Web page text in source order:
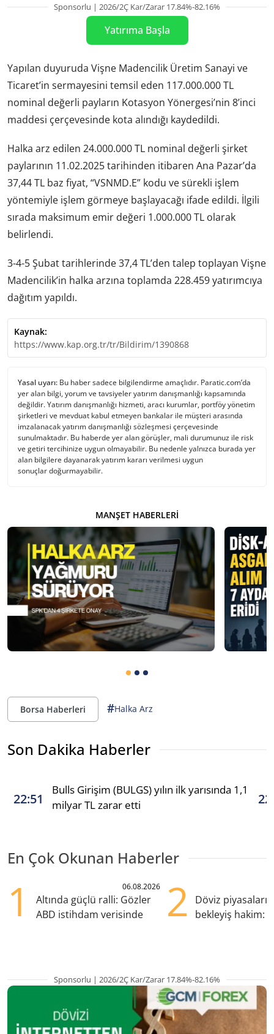
Sponsorlu | 2026/2Ç Kar/Zarar 17.84%-82.16%
Yatırıma Başla
Yapılan duyuruda Vişne Madencilik Üretim Sanayi ve
Ticaret’in sermayesini temsil eden 117.000.000 TL
nominal değerli payların Kotasyon Yönergesi’nin 8’inci
maddesi çerçevesinde kota alındığı kaydedildi.
Halka arz edilen 24.000.000 TL nominal değerli şirket
paylarının 11.02.2025 tarihinden itibaren Ana Pazar’da
37,44 TL baz fiyat, “VSNMD.E” kodu ve sürekli işlem
yöntemiyle işlem görmeye başlayacağı ifade edildi. İlgili
sırada maksimum emir değeri 1.000.000 TL olarak
belirlendi.
3-4-5 Şubat tarihlerinde 37,4 TL’den talep toplayan Vişne
Madencilik’in halka arzına toplamda 228.459 yatırımcıya
dağıtım yapıldı.
Kaynak:
https://www.kap.org.tr/tr/Bildirim/1390868
Yasal uyarı: Bu haber sadece bilgilendirme amaçlıdır. Paratic.com’da
yer alan bilgi, yorum ve tavsiyeler yatırım danışmanlığı kapsamında
değildir. Yatırım danışmanlığı hizmeti, aracı kurumlar, portföy yönetim
şirketleri ve mevduat kabul etmeyen bankalar ile müşteri arasında
imzalanacak yatırım danışmanlığı sözleşmesi çerçevesinde
sunulmaktadır. Bu haberde yer alan görüşler, mali durumunuz ile risk
ve getiri tercihinize uygun olmayabilir. Bu nedenle yalnızca burada yer
alan bilgilere dayanarak yatırım kararı verilmesi uygun
sonuçlar doğurmayabilir.
MANŞET HABERLERI
Borsa Haberleri #Halka Arz
Son Dakika Haberler
22:51
Bulls Girişim (BULGS) yılın ilk yarısında 1,1
milyar TL zarar etti
En Çok Okunan Haberler
1 06.08.2026
Altında güçlü ralli: Gözler
ABD istihdam verisinde
2
Döviz
bekleyiş hakim:
Sponsorlu | 2026/2Ç Kar/Zarar 17.84%-82.16%